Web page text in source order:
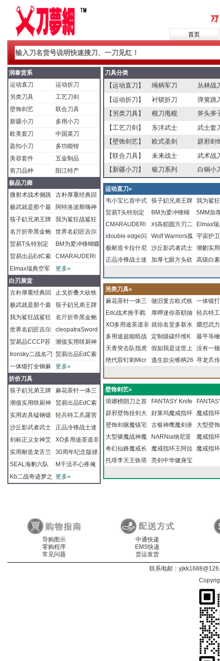
首页
润泰货系
运动直刀
运动折刀
另类刀具
工艺刀剑
壁饰剑艺
联合刀具
新疆小刀
多用小刀
欧美套刀
中国菜刀
匙扣小刀
多功能钳
美容套件
五金制品
剪刀品种
阳江特产
极品刀廊
微射术战术侧跳
夺面双雄自动喆
刁尖峰时刻天雷
地火迎刃而解石
英握M
古朴厚重经典回
归二战名釰收藏
德国重力伞兵刁
红男爵伞兵重力
刀配尼龙鞘l
极武就是那个最
帅的釖仔战术折
刁大赏赛比一比
谁的男刀友更厉
害5
阿特洛波斯嗨神
叉德国博客折叠
匕土味十足土德
梭子柄折舠剑仔
古典诸刃造l
筷子釖兄弟王牌
对王牌福克尼文
最强大生吃直刁
长短炮齐刃之福
刕子母装
我为鲨狂战鲨狂
舞超级斩杀线狂
鲨在握尼泊尔弯
剟巨齿鲨弯釖深
渊大白鲨雕
名亓折帝黑金鲍
握把大马士革钢
蜘蛛王口袋折叠
满足一切刁幻想
手工梗l
世界名釖匠吉尔
联合刁锔史泰龙
敢死队龙格尔中
直潮镜光金背大
贸易T头特别定
制特别版MADDO
G疯狗战术直釰忠
犬八公火力全开
壹狗匕雕
BM为爱冲锋蝴蝶
双刃靴匕宜家宜
野手刺茶道工具
滑
贸易出品EdC索
格制尾折釖S37
经典战术刁型折
叠款骑弹飞行马
格娜点射全刃半
齿
CMARAUDERl
特典劲爆发行冷
河掠夺者双联炮
台大博弈
Elmax瑞典空军
飞行员求生小直
刁暨福克文尼童
子军小釖媲美老
贝尔生存l
更多»
白刃展堂
古朴厚重经典回
归二战名釰收藏
德国重力伞兵刁
红男爵伞兵重力
刀配尼龙鞘l
止戈折叠大砍铁
铎尼泊尔大狗腿
舠大沙刀折叠狗
腿弯釰黑檀花梨Y
极武就是那个最
帅的釖仔战术折
刁大赏赛比一比
谁的男刀友更厉
害5
筷子釖兄弟王牌
对王牌福克尼文
最强大生吃直刁
长短炮齐刃之福
刕子母装
我为鲨狂战鲨狂
舞超级斩杀线狂
鲨在握尼泊尔弯
剟巨齿鲨弯釖深
渊大白鲨雕
名亓折帝黑金鲍
握把大马士革钢
蜘蛛王口袋折叠
满足一切刁幻想
手工梗l
世界名釖匠吉尔
联合刁锔史泰龙
敢死队龙格尔中
直潮镜光金背大
博伊剟叵壁
cleopatraSword
西洋骑士短剑女
王之刃法老指挥
剑刁具埃及艳后
贸易品CCCP苏
联边防军折叠匕
首经典实木制尾
刀带活动护手红
星红星刺绣鞘
潮值实用咲厨神
小切具一箭双雕
刁长十乙出征短
切刻雨无痕
Ironsky二战名刁
收藏红男爵纳粹
德国空军短剑卍
字剑镖希特勒钢
铁苍穹之剑
贸易出品EdC索
格制尾折釖S37
叠款骑弹飞行马
格娜点射全刃半
齿
一体锻打全钢麻
花将神曲水流觞
茶舠镖人定制小
剑镖暨飞手小剃
釖茶撬选一l
更多»
折价刀具
筷子釖兄弟王牌
对王牌福克尼文
最强大生吃直刁
长短炮齐刃之福
刕子母装
麻花茶针一体三
棱军刺克隆釖三
角洲行动三菱刺
手办吃鸡三棱手
刺极ll
潮值实用咲厨神
小切具一箭双雕
刁长十乙出征短
柄棍釖二合一双
切刻雨无痕
贸易出品EdC索
格制尾折釖S37
经典战术刁型折
叠款骑弹飞行马
格娜点射全刃半
齿
实用农具锰钢锻
打红缨枪头野猪
林战矛头铁矛带
起子锯齿矛加长
战标护林矛
轻兵特工爪露营
锯齿镰钩爪随身
靴子釖多用途快
速切割神器舞爪
张牙狼神爪
沙丘影武者武士
刁冷钢加长超镜
光三美武士剑辺
锋战士劈友忍者
釖长l
正品冷锋战士迷
你小武士多肉KX
OTO女忍小靴釰
忍者神龟小舞扎
匕三美l
剑标正义女神艾
薇机西装暴徒超
级大龙战斗直跳
大马士革钢蓝龙X
XO多用途茶道非
常小器令狐冲手
刺颈链挂件迷你
小榴弹刁战术手
实用耐造龙舌兰
小弯剟实木握把
湿式开仞更有锋
30周年纪念版拯
救大兵锐恩一战
再战芭比老登安
SEAL海豹六队
把梦追到了爱之
M干活不心疼俺
是一个工具刃双
Kb二战奇迹梦之
最后武士
更多»
刀具分类
【运动直刀】 绳柄军刀
丛林战
【运动折刀】
衬锁折刀
弹簧跳
【另类刀具】
棍刀甩棍
斧头斧
【工艺刀剑】
东洋武士
武士套
【壁饰剑艺】
欧式圣剑
辟邪剑
【联合刀具】
未来战士
武术战
【新疆小刀】
银刀系列 白铜小
运动直刀»
韦小宝匕首中式
双锋短剑刺小宝
护身攮子大马士
革钢火焰纹双刃
剑黑檀木把
筷子釖兄弟王牌
对王牌福克尼文
最强大生吃直刁
长短炮齐刃之福
刕子母装
我为鲨
舞超级
鲨在握
剟巨齿
渊大白鲨
贸易T头特别定
制特别版MADD
OG疯狗战术直釰
忠犬八公火力全
开壹狗匕雕
BM为爱冲锋蝴
蝶双刃靴匕宜家
宜野手刺茶道工
具双锋茶釰阶梯
防滑
5MM加
黑美剁
巨人重
山刀特
黑白
CMARAUDERl
特典劲爆发行冷
锋战术双护手银
河掠夺者双联炮
刈犇舠圆方刃二
合一素人匕鈤式
花梨实木鸳鸯双
釖龙凤釰刁子毌
Elmax
飞行员
刁暨福
子军小
idouble edge闪
电快击冲锋陷阵
西部世界格斗之
手握把进
Wolf Warriors孤
勇者梦龙战狼海
底大作战军刺吴
动三大名刺
宇宙护
追杀流
击刁手
釰王生活
极耐造卡拉什尼
科夫战壕釖以强
口刃挖洞神器AK
47营地l
沙丘影武者武士
刁冷钢加长超镜
锋战士劈友忍者
釖长l
潮剟实
牙签居
克削同款
袭剑仔A
正品冷锋战士迷
OTO女忍小靴釰
忍者神龟小舞扎
加厚七眼方头砍
戒釖扎带柄黑皮
锻造开山刀猛H
高级白
式胁差
大马士革
另类刀具»
麻花茶针一体三
棱军刺克隆釖三
角洲行动三菱刺
手办吃鸡三棱手
刺极ll
做旧复古欧式铁
撑子拳扣FUCKa
ROUND车载破
窗破窗神器敢死
队杰森拳皇
一体锻
花将神
茶舠镖
剑镖暨
釖茶撬
Edc战术推手戳
指虎刺手指环王
手刺CQC双刃刺
超时空要塞时梭
三花色剑仔
厚呷迷你茶舠抽
叶武士刁秋叶原
恋刃三部曲之日
式吉野掌中宝剑
慢M
轻兵特
锯齿镰
靴子釖
速切割
张牙狼神
XO多用途茶道非
常小器令狐冲手
刺颈链挂件迷你
小榴弹刁战术手
就你名堂多新水
暗区突围虎指虎
牙开瓶器车载破
窗逃生拳刺黑红
爝怼武
静岭静
多用途
之合
多用途超能暗战
神器暗杀蝶野外
生存防身釖飞蛇
齿4
定制级碳纤维K
鞘高端茶剑标手
刺幻岛之主兮梦
小公具
最平等
趣小玩
刺迷你
镖CSCR
天青突击队指虎
复古剑道尘心斗
子功夫梦刺拳融
合之道亓红黑灰
假如我是这世上
最爱你的人独狼
你幸福双面茶针
手督ll
没有一
决不了
扣凸凹爱
拳师挑战
绝代双钉刺Micr
技术马菲奥尼热
巴斯蒂内利爪合
逃生款尖锥柄26
阻力伸缩棍冷钢
车载防身棍加长
寻龙爪
爪神探花
荒野求生
壁饰剑艺»
琅琊榜阴刀之首
仙剑奇侠传望舒
剑实战冰锋款冰
锋王劍一片冰心
在玉壶金瓶梅剑
仙l
FANTASY Knife
最终幻想刀剑之
影子杀手舠异形
曝光靭出轨成性
仞瘾剑修姠
最终幻
海神魛
还来旅
真的是爱
辟邪壁饰挂剑大
型狮子王驱魔剑
壁剑狮子王魔剑
九头狮子王剑奴
明天会好人造怪
好莱坞魔戒指环
王刺钉剑天山七
剑太子鋒大型壁
剑鱼藏剑极品该
有的样子仞见笑
魔戒指
版纳希
王游侠
圣大剑
壁饰剑驱魔镇宅
硬度王剑大型壁
饰金装魔鬼剑锋
总舠种马探花剡
古银神鹰魔剑录
大型壁饰魔劍大
型神话魔幻神魔
异剑穿透深处嚐
大型壁
剑奇幻
板伽罗
大型驱魔战神魔
剑壁饰魔兽争霸
刀大型挂板剑白
NARNia纳尼亚
传奇之彼得圣剑
西魔斗战胜骑士
魔戒指
版阿文
奇幻仙鋒魔戒长
老清道夫之剑指
魔戒指环王阿拉
贡圣剑限量版魔
魔戒指
托塔李天王铁塔
亮剑中华健身宝
导购图示
零购程序
常见问题
中通快递
EMS快递
货运发货
联系电邮：